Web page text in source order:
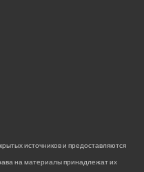
источников и предоставляются
на материалы принадлежат их